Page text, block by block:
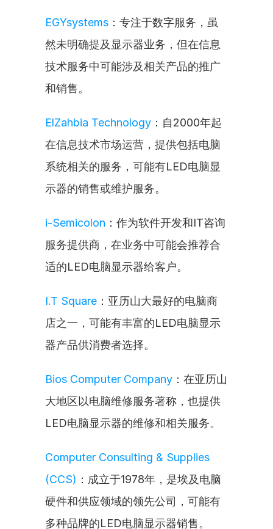
EGYsystems ：专注于数字服务，虽
然未明确提及显示器业务，但在信息
技术服务中可能涉及相关产品的推广
和销售。
ElZahbia Technology ：自2000年起
在信息技术市场运营，提供包括电脑
系统相关的服务，可能有LED电脑显
示器的销售或维护服务。
i-Semicolon ：作为软件开发和IT咨询
服务提供商，在业务中可能会推荐合
适的LED电脑显示器给客户。
I.T Square ：亚历山大最好的电脑商
店之一，可能有丰富的LED电脑显示
器产品供消费者选择。
Bios Computer Company ：在亚历山
大地区以电脑维修服务著称，也提供
LED电脑显示器的维修和相关服务。
Computer Consulting & Supplies
(CCS) ：成立于1978年，是埃及电脑
硬件和供应领域的领先公司，可能有
多种品牌的LED电脑显示器销售。